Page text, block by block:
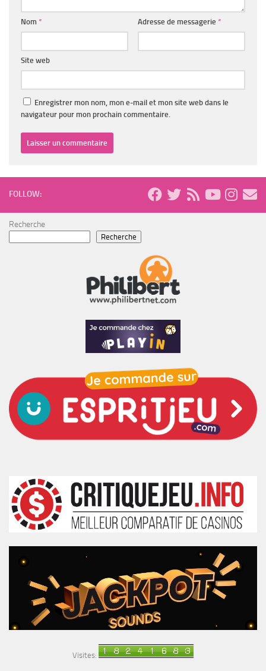
Nom * Adresse de messagerie *
Site web
Enregistrer mon nom, mon e-mail et mon site web dans le
navigateur pour mon prochain commentaire.
FOLLOW:
Recherche
Recherche
Visites: